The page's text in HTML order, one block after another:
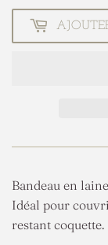
Bandeau en
Idéal pour
restant coquette.